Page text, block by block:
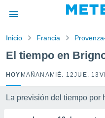
por
para
que se
calidad.
a este
Inicio Francia
El tiempo en
HOY MAÑANA MIÉ. 12JUE. 13
La previsión del tiempo por